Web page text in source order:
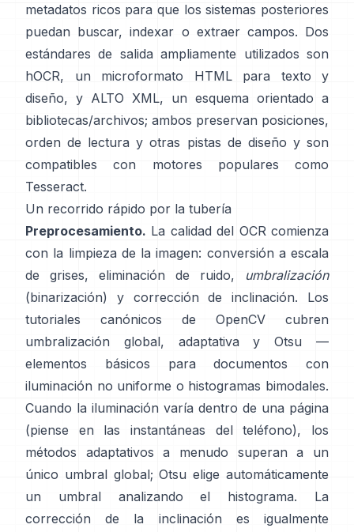
metadatos ricos para que los sistemas posteriores
puedan buscar, indexar o extraer campos. Dos
estándares de salida ampliamente utilizados son
hOCR, un microformato HTML para texto y
diseño, y ALTO XML, un esquema orientado a
bibliotecas/archivos; ambos preservan posiciones,
orden de lectura y otras pistas de diseño y son
compatibles con motores populares como
Tesseract.
Un recorrido rápido por la tubería
Preprocesamiento. La calidad del OCR comienza
con la limpieza de la imagen: conversión a escala
de grises, eliminación de ruido,
umbralización
(binarización) y corrección de inclinación. Los
tutoriales canónicos de OpenCV cubren
umbralización global,
adaptativa y Otsu
—
elementos básicos para documentos con
iluminación no uniforme o histogramas bimodales.
Cuando la iluminación varía dentro de una página
(piense en las instantáneas del teléfono), los
métodos adaptativos a menudo superan a un
único umbral global; Otsu elige automáticamente
un umbral analizando el histograma. La
corrección de la inclinación es igualmente